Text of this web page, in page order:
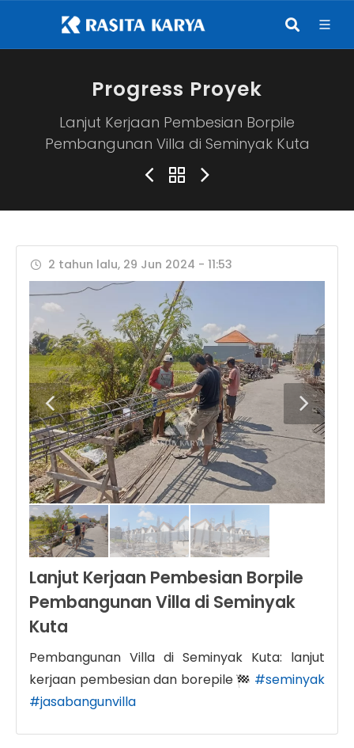
Progress Proyek
Lanjut Kerjaan Pembesian Borpile
Pembangunan Villa di Seminyak Kuta
2 tahun lalu, 29 Jun 2024 - 11:53
Lanjut Kerjaan Pembesian Borpile
Pembangunan Villa di Seminyak
Kuta
Pembangunan Villa di Seminyak Kuta: lanjut
kerjaan pembesian dan borepile
#seminyak
#jasabangunvilla